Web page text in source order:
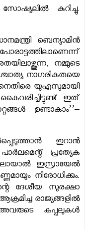
കുറിച്ചു.
ബെന്യാമിൻ
നമ്മുടെ
നാഗരികതയെ
യുഎസുമായി
ഇത്
ഉണ്ടാകാം’’–
ഇറാൻ
പ്രത്യേക
ഇസ്രായേൽ
നിരോധിക്കും.
ദേശീയ സുരക്ഷാ
രാജ്യങ്ങളിൽ
കപ്പലുകൾ